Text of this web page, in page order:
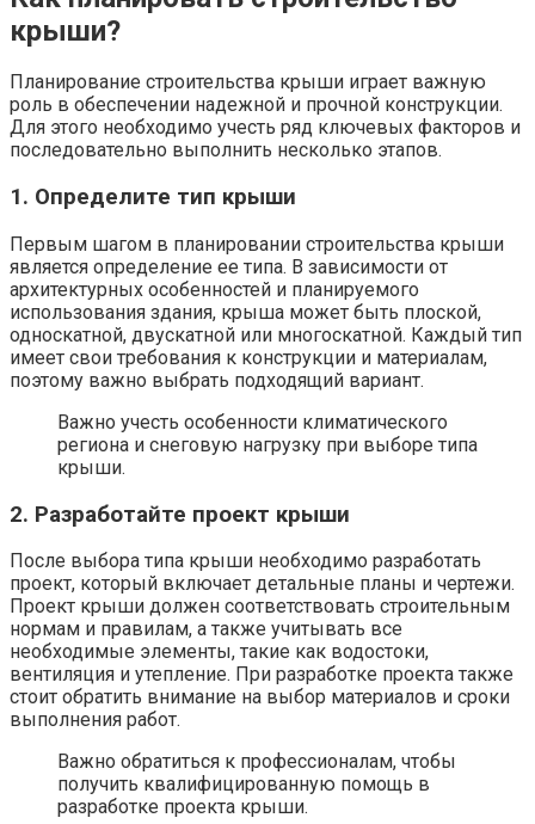
крыши?
Планирование строительства крыши играет важную
роль в обеспечении надежной и прочной конструкции.
Для этого необходимо учесть ряд ключевых факторов и
последовательно выполнить несколько этапов.
1. Определите тип крыши
Первым шагом в планировании строительства крыши
является определение ее типа. В зависимости от
архитектурных особенностей и планируемого
использования здания, крыша может быть плоской,
односкатной, двускатной или многоскатной. Каждый тип
имеет свои требования к конструкции и материалам,
поэтому важно выбрать подходящий вариант.
Важно учесть особенности климатического
региона и снеговую нагрузку при выборе типа
крыши.
2. Разработайте проект крыши
После выбора типа крыши необходимо разработать
проект, который включает детальные планы и чертежи.
Проект крыши должен соответствовать строительным
нормам и правилам, а также учитывать все
необходимые элементы, такие как водостоки,
вентиляция и утепление. При разработке проекта также
стоит обратить внимание на выбор материалов и сроки
выполнения работ.
Важно обратиться к профессионалам, чтобы
получить квалифицированную помощь в
разработке проекта крыши.